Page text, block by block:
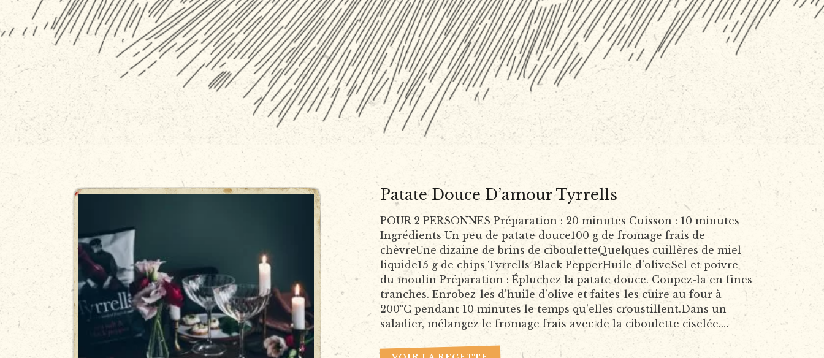
Patate Douce D’amour Tyrrells
POUR 2 PERSONNES Préparation : 20 minutes Cuisson : 10 minutes
Ingrédients Un peu de patate douce100 g de fromage frais de
chèvreUne dizaine de brins de cibouletteQuelques cuillères de miel
liquide15 g de chips Tyrrells Black PepperHuile d’oliveSel et poivre
du moulin Préparation : Épluchez la patate douce. Coupez-la en fines
tranches. Enrobez-les d’huile d’olive et faites-les cuire au four à
200°C pendant 10 minutes le temps qu’elles croustillent.Dans un
saladier, mélangez le fromage frais avec de la ciboulette ciselée.…